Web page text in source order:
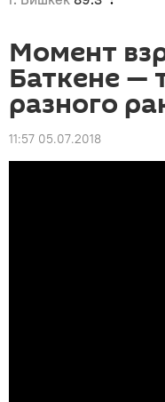
Момент
Баткене —
разного
11:57 05.07.2018